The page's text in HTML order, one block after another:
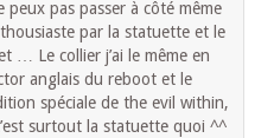
pas passer à côté même
par la statuette et le
… Le collier j’ai le même en
anglais du reboot et le
spéciale de the evil within,
surtout la statuette quoi ^^